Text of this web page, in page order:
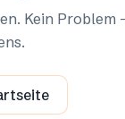
Kein Problem